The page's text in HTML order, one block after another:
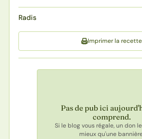
Radis
Imprimer la recette
Pas de pub ici
comprend.
Si le blog vous régale, un don
mieux qu'une